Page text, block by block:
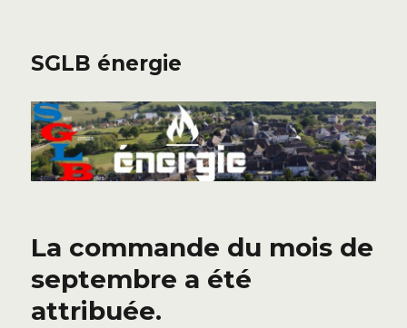
SGLB énergie
La commande du mois de
septembre a été
attribuée.